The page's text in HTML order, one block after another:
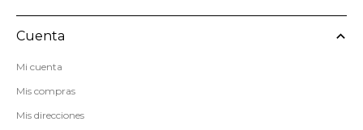
Cuenta
Mi cuenta
Mis compras
Mis direcciones